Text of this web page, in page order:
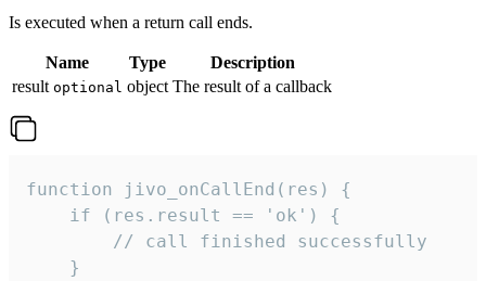
Is executed when a return call ends.
Name Type
Description
result optional object The result of a callback
function jivo_onCallEnd(res) {
    if (res.result == 'ok') {
        // call finished successfully
    }